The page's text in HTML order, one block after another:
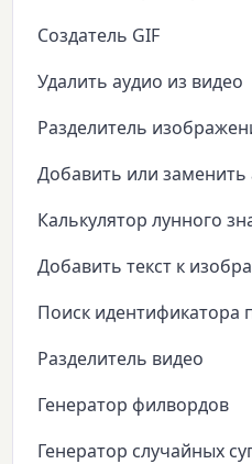
Создатель GIF
Удалить аудио из видео
Разделитель
Добавить или заменить
Калькулятор лунного
Добавить текст к
Поиск идентификатора
Разделитель видео
Генератор филвордов
Генератор случайных